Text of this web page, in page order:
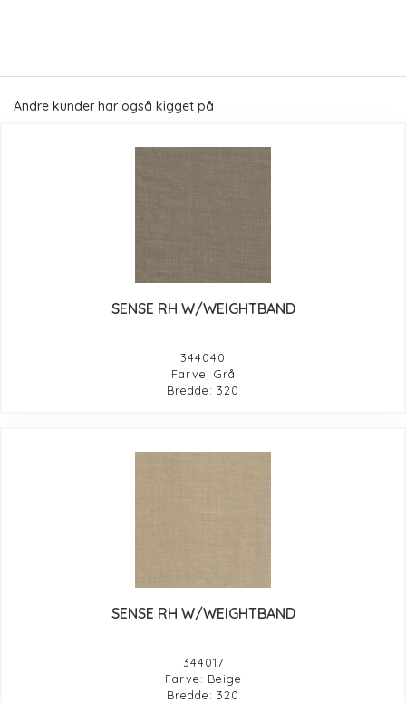
Andre kunder har også kigget på
SENSE RH W/WEIGHTBAND
344040
Farve: Grå
Bredde: 320
SENSE RH W/WEIGHTBAND
344017
Farve: Beige
Bredde: 320